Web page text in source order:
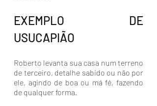
EXEMPLO DE
USUCAPIÃO
Roberto levanta sua casa num terreno
de terceiro, detalhe sabido ou não por
ele, agindo de boa ou má fé, fazendo
de qualquer forma.